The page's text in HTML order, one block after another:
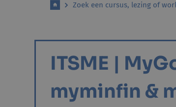
Zoek een cursus, lezing of
ITSME |
myminfin &